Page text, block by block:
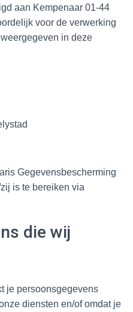
T
aan Kempenaar 01-44
voor de verwerking
in deze
Gegevensbescherming
is te bereiken via
die wij
je persoonsgegevens
diensten en/of omdat je